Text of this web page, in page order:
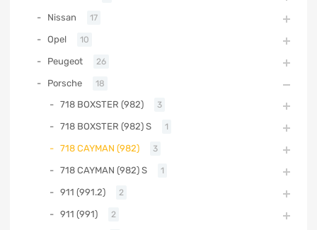
Nissan 17
Opel 10
Peugeot 26
Porsche 18
718 BOXSTER (982) 3
718 BOXSTER (982) S 1
718 CAYMAN (982) 3
718 CAYMAN (982) S 1
911 (991.2) 2
911 (991) 2